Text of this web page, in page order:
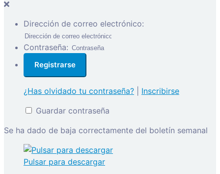
Dirección de correo electrónico:
Contraseña:
¿Has olvidado tu contraseña?
Inscribirse
Guardar contraseña
Se ha dado de baja correctamente del boletín semanal
Pulsar para descargar